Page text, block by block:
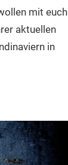
mit euch
aktuellen
in